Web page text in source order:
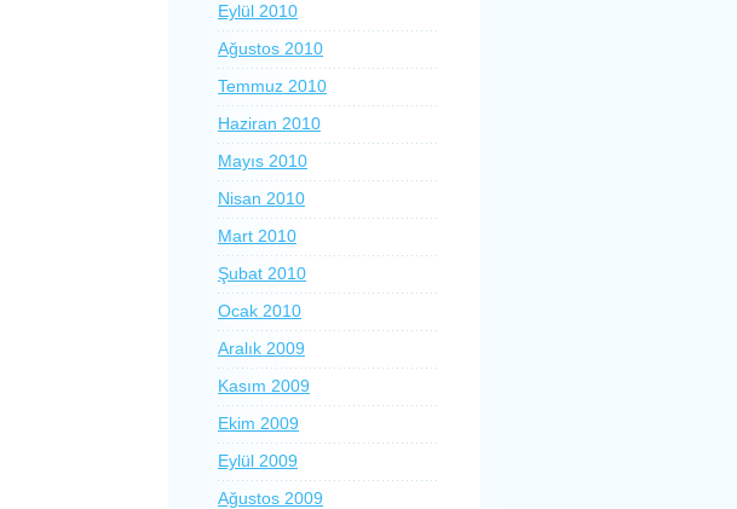
Eylül 2010
Ağustos 2010
Temmuz 2010
Haziran 2010
Mayıs 2010
Nisan 2010
Mart 2010
Şubat 2010
Ocak 2010
Aralık 2009
Kasım 2009
Ekim 2009
Eylül 2009
Ağustos 2009